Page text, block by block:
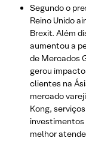
Segundo o
Reino Unido
Brexit. Além
aumentou a
de Mercados
gerou
clientes na
mercado
Kong,
melhor